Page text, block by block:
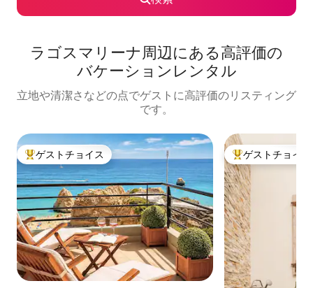
ラゴスマリーナ⁠周⁠辺⁠に⁠あ⁠る高⁠評⁠価⁠の
バ⁠ケ⁠ー⁠シ⁠ョ⁠ン⁠レ⁠ン⁠タ⁠ル
立地や清潔さなどの点でゲストに高評価のリスティング
です。
大好評のゲストチョイスです。
ゲストチョイス 大好評のゲスト
ゲストチョイス